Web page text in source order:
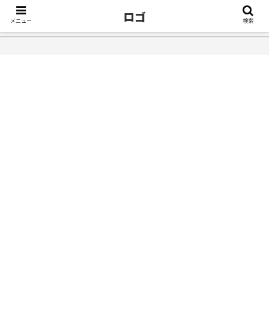
っかけ５選｜不眠症体験談 【18万再生】YouTube：うつ
メニュー ロゴ 検索